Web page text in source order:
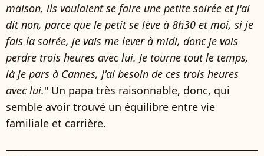
maison, ils voulaient se faire une petite soirée et j'ai
dit non, parce que le petit se lève à 8h30 et moi, si je
fais la soirée, je vais me lever à midi, donc je vais
perdre trois heures avec lui. Je tourne tout le temps,
là je pars à Cannes, j'ai besoin de ces trois heures
avec lui." Un papa très raisonnable, donc, qui
semble avoir trouvé un équilibre entre vie
familiale et carrière.